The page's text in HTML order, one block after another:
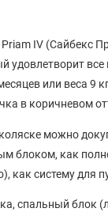
IV (Сайбекс
удовлетворит
или веса 9
в коричневом
можно
блоком, как
как систему для
спальный блок